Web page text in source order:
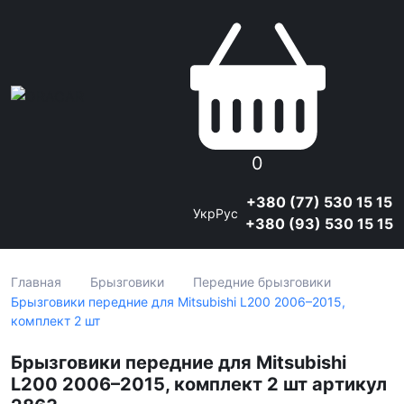
0
УкрРус
+380 (77) 530 15 15
+380 (93) 530 15 15
Главная Брызговики
Передние брызговики
Брызговики передние для Mitsubishi L200 2006–2015,
комплект 2 шт
Брызговики передние для Mitsubishi
L200 2006–2015, комплект 2 шт артикул